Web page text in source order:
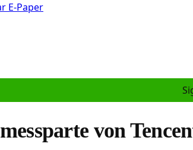
E-Paper
von